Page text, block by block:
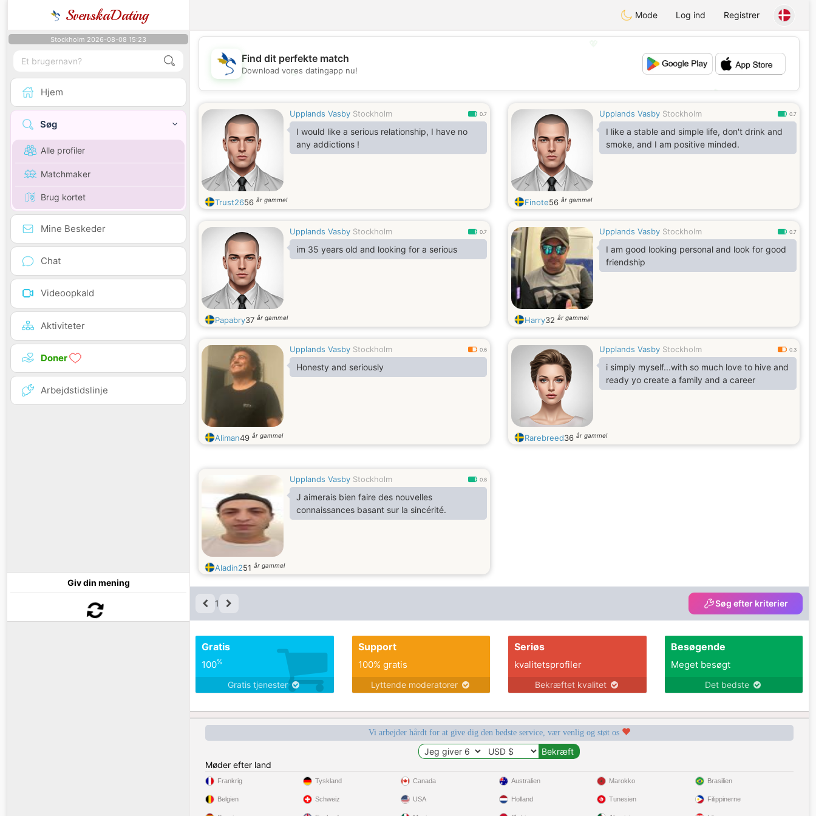
SvenskaDating Mode Log ind Registrer
Stockholm 2026-08-08 15:23
Hjem
Søg
Alle profiler
Matchmaker
Brug kortet
Mine Beskeder
Chat
Videoopkald
Aktiviteter
Doner
Arbejdstidslinje
Giv din mening
💖
💕
Find dit perfekte match
Download vores datingapp nu!
Upplands Vasby Stockholm 0.7
I would like a serious relationship, I have no
any addictions !
Trust2656 år gammel
Upplands Vasby Stockholm 0.7
I like a stable and simple life, don't drink and
smoke, and I am positive minded.
Finote56 år gammel
Upplands Vasby Stockholm 0.7
im 35 years old and looking for a serious
Papabry37 år gammel
Upplands Vasby Stockholm 0.7
I am good looking personal and look for good
friendship
Harry32 år gammel
Upplands Vasby Stockholm 0.6
Honesty and seriously
Aliman49 år gammel
Upplands Vasby Stockholm 0.3
i simply myself...with so much love to hive and
ready yo create a family and a career
Rarebreed36 år gammel
Upplands Vasby Stockholm 0.8
J aimerais bien faire des nouvelles
connaissances basant sur la sincérité.
Aladin251 år gammel
1 Søg efter kriterier
Gratis
100%
Gratis tjenester
Support
100% gratis
Lyttende moderatorer
Seriøs
kvalitetsprofiler
Bekræftet kvalitet
Besøgende
Meget besøgt
Det bedste
Vi arbejder hårdt for at give dig den bedste service, vær venlig og støt os
Møder efter land
Frankrig
Belgien
Tyskland
Schweiz
Canada
USA
Australien
Holland
Marokko
Tunesien
Brasilien
Filippinerne